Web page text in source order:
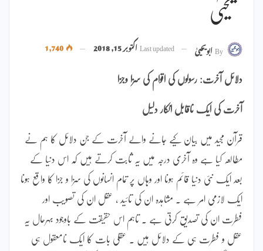
یحییٰ
Byابویحییٰ Last updatedاکتوبر 15, 2018
دلائل آخرت: رسولوں کی اقوام کی سزا وجزا
آخرت کی ایک ناقابل انکار دلیل
قرآن مجید میں بیان کیے جانے والے آخرت کے جن دلائل کا ہم نے
مطالعہ کیا ہے وہ آخری درجہ میں یہ ثابت کرتے ہیں کہ اس دنیا کے
بعد ایک نئی دنیا قائم ہونا اور وہاں پر تمام انسانوں کی سزا و جزا کا واقع ہونا
ایک لازمی امر ہے ۔ مشاہدہ ان کی تائید ، عقل ان کی تصویب اور
فطرت ان کی تصدیق کرتی ہے ۔ تاہم اس حقیقت کے باوجود بہرحال یہ
عقل و فطرت ہی کے دلائل ہیں ۔ عقلی بات کا ایک نامعقول ہی